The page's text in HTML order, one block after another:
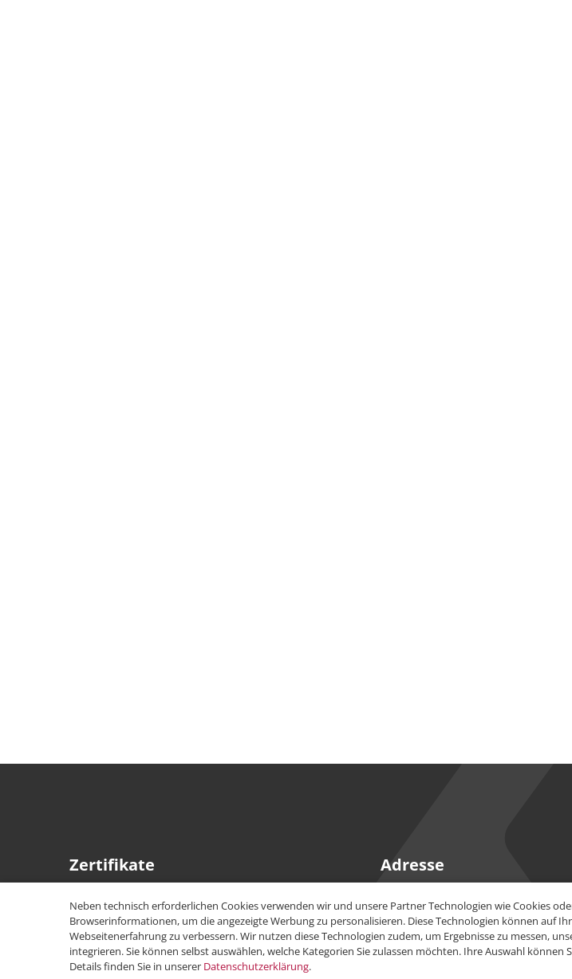
Zertifikate Adresse
PeakAvenue GmbH
Maria-Goeppert-Str. 15
23562 Lübeck
Neben technisch erforderlichen Cookies verwenden wir und unsere Partner Technologien wie Cookies
Browserinformationen, um die angezeigte Werbung zu personalisieren. Diese Technologien können auf
Webseitenerfahrung zu verbessern. Wir nutzen diese Technologien zudem, um Ergebnisse zu messen,
integrieren. Sie können selbst auswählen, welche Kategorien Sie zulassen möchten. Ihre Auswahl
Details finden Sie in unserer Datenschutzerklärung.